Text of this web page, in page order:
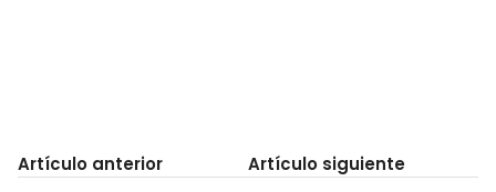
Artículo anterior Artículo siguiente